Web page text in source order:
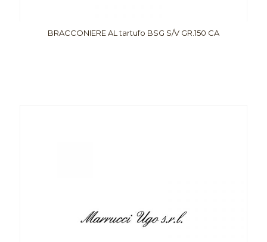
BRACCONIERE AL tartufo BSG S/V GR.150 CA